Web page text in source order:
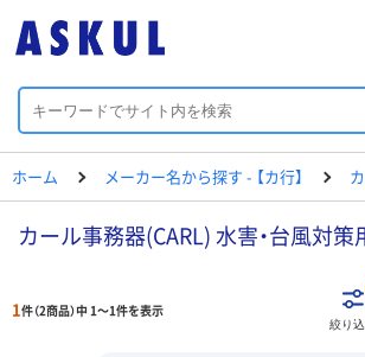
ホーム メーカー名から探す - 【カ行】 カ
カール事務器(CARL) 水害・台風対策
1件（2商品）中 1～1件を表示
絞り